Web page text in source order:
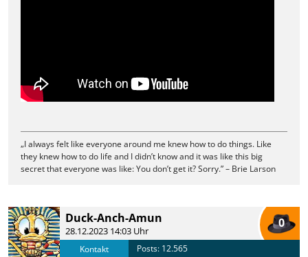
„I always felt like everyone around me knew how to do things. Like
they knew how to do life and I didn’t know and it was like this big
secret that everyone was like: You don’t get it? Sorry.” – Brie Larson
Duck-Anch-Amun
28.12.2023 14:03 Uhr
0
Kontakt Posts: 12.565